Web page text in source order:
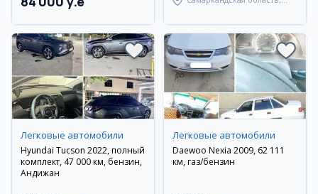
Легковые автомобили
Hyundai Tucson 2022, полный
комплект, 47 000 км, бензин,
Андижан
Легковые автомобили
Daewoo Nexia 2009, 62 111
км, газ/бензин